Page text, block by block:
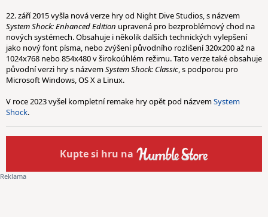
22. září 2015 vyšla nová verze hry od Night Dive Studios, s názvem
System Shock: Enhanced Edition upravená pro bezproblémový chod na
nových systémech. Obsahuje i několik dalších technických vylepšení
jako nový font písma, nebo zvýšení původního rozlišení 320x200 až na
1024x768 nebo 854x480 v širokoúhlém režimu. Tato verze také obsahuje
původní verzi hry s názvemSystem Shock: Classic, s podporou pro
Microsoft Windows, OS X a Linux.
V roce 2023 vyšel kompletní remake hry opět pod názvemSystem
Shock.
Kuptesi hru na